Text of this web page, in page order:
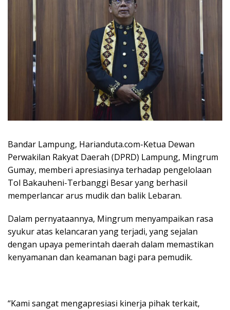
Bandar Lampung, Harianduta.com-Ketua Dewan
Perwakilan Rakyat Daerah (DPRD) Lampung, Mingrum
Gumay, memberi apresiasinya terhadap pengelolaan
Tol Bakauheni-Terbanggi Besar yang berhasil
memperlancar arus mudik dan balik Lebaran.
Dalam pernyataannya, Mingrum menyampaikan rasa
syukur atas kelancaran yang terjadi, yang sejalan
dengan upaya pemerintah daerah dalam memastikan
kenyamanan dan keamanan bagi para pemudik.
“Kami sangat mengapresiasi kinerja pihak terkait,